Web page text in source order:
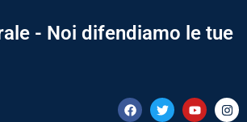
- Noi difendiamo le tue